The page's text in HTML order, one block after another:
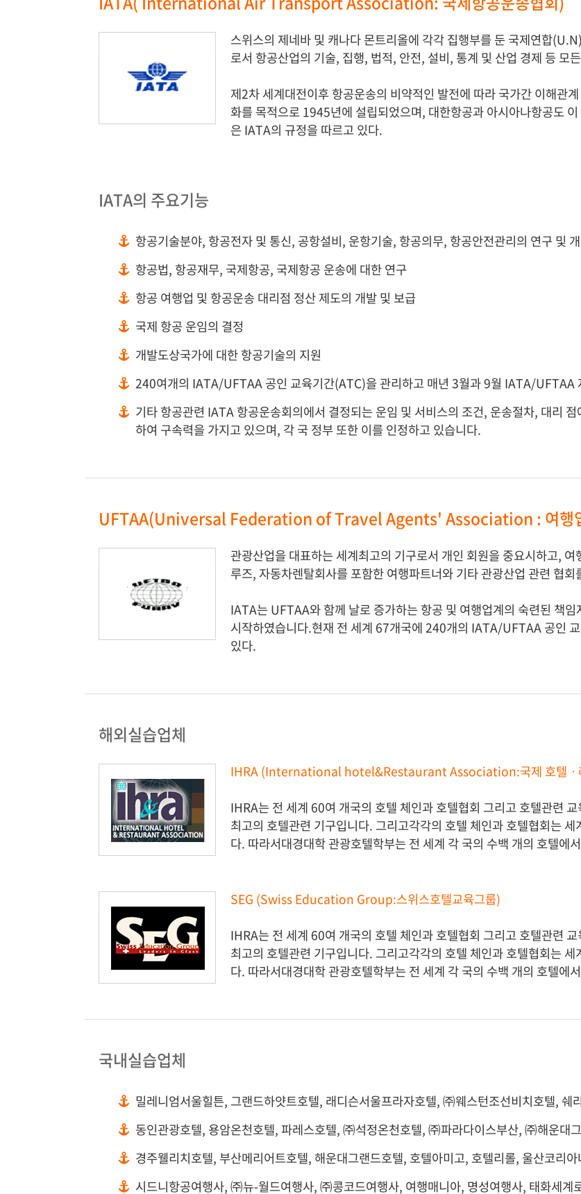
스위스의 제네바 및 캐나다 몬트리올에 각각 집행부를 둔 국제연합
로서 항공산업의 기술, 집행, 법적, 안전, 설비, 통계 및 산업 경제 등 모
제2차 세계대전이후 항공운송의 비약적인 발전에 따라 국가간 이해관
화를 목적으로 1945년에 설립되었으며, 대한항공과 아시아나항공도
은 IATA의 규정을 따르고 있다.
IATA의 주요기능
항공기술분야, 항공전자 및 통신, 공항설비, 운항기술, 항공의무, 항공안전관리의 연구 및
항공법, 항공재무, 국제항공, 국제항공 운송에 대한 연구
항공 여행업 및 항공운송 대리점 정산 제도의 개발 및 보급
국제 항공 운임의 결정
개발도상국가에 대한 항공기술의 지원
240여개의 IATA/UFTAA 공인 교육기간(ATC)을 관리하고 매년 3월과 9월 IATA/UFTAA
기타 항공관련 IATA 항공운송회의에서 결정되는 운임 및 서비스의 조건, 운송절차, 대리
하여 구속력을 가지고 있으며, 각 국 정부 또한 이를 인정하고 있습니다.
UFTAA(Universal Federation of Travel Agents' Association : 여행
관광산업을 대표하는 세계최고의 기구로서 개인 회원을 중요시하고,
루즈, 자동차렌탈회사를 포함한 여행파트너와 기타 관광산업 관련 협회
IATA는 UFTAA와 함께 날로 증가하는 항공 및 여행업계의 숙련된 책
시작하였습니다.현재 전 세계 67개국에 240개의 IATA/UFTAA 공
있다.
해외실습업체
IHRA (International hotel&Restaurant Association:국제 호텔ㆍ
IHRA는 전 세계 60여 개국의 호텔 체인과 호텔협회 그리고 호텔관련
최고의 호텔관련 기구입니다. 그리고각각의 호텔 체인과 호텔협회는
다. 따라서대경대학 관광호텔학부는 전 세계 각 국의 수백 개의 호텔에
SEG (Swiss Education Group:스위스호텔교육그룹)
IHRA는 전 세계 60여 개국의 호텔 체인과 호텔협회 그리고 호텔관련
최고의 호텔관련 기구입니다. 그리고각각의 호텔 체인과 호텔협회는
다. 따라서대경대학 관광호텔학부는 전 세계 각 국의 수백 개의 호텔에
국내실습업체
밀레니엄서울힐튼, 그랜드하얏트호텔, 래디슨서울프라자호텔, ㈜웨스턴조선비치호텔, 쉐
동인관광호텔, 용암온천호텔, 파레스호텔, ㈜석정온천호텔, ㈜파라다이스부산, ㈜해운대
경주웰리치호텔, 부산메리어트호텔, 해운대그랜드호텔, 호텔아미고, 호텔리롤, 울산코리
시드니항공여행사, ㈜뉴-월드여행사, ㈜콩코드여행사, 여행매니아, 명성여행사, 태화세